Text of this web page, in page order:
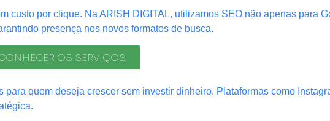
custo por clique. Na ARISH DIGITAL, utilizamos SEO não apenas para
presença nos novos formatos de busca.
OS SERVIÇOS
quem deseja crescer sem investir dinheiro. Plataformas como